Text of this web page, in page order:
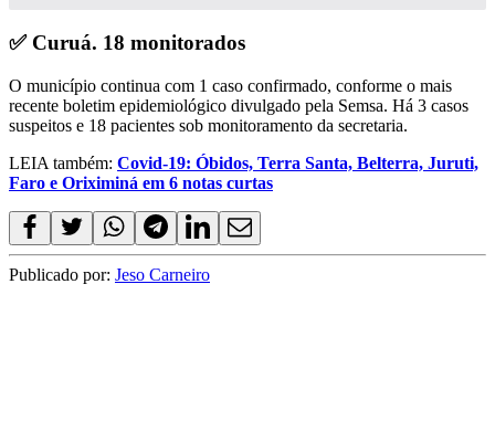
✅ Curuá. 18 monitorados
O município continua com 1 caso confirmado, conforme o mais
recente boletim epidemiológico divulgado pela Semsa. Há 3 casos
suspeitos e 18 pacientes sob monitoramento da secretaria.
LEIA também: Covid-19: Óbidos, Terra Santa, Belterra, Juruti,
Faro e Oriximiná em 6 notas curtas
Publicado por: Jeso Carneiro